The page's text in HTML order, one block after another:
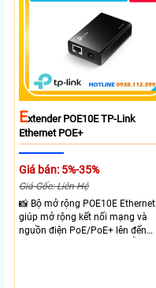
EXtender POE10E TP-Link
Ethernet POE+
Giá bán: 5%-35%
Giá Gốc: Liên Hệ
📸 Bộ mở rộng POE10E Ethernet
giúp mở rộng kết nối mạng và
nguồn điện PoE/PoE+ lên đến